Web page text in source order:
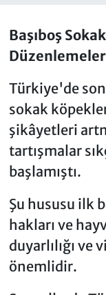
Başıboş
Düzenlemeler
Türkiye'de
sokak
şikâyetleri
tartışmalar
başlamıştı.
Şu hususu ilk
hakları ve
duyarlılığı ve
önemlidir.